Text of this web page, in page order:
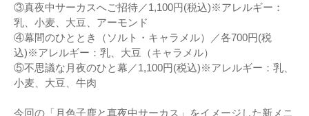
③真夜中サーカスへご招待／1,100円(税込)※アレルギー：
乳、小麦、大豆、アーモンド
④幕間のひととき（ソルト・キャラメル）／各700円(税
込)※アレルギー：乳、大豆（キャラメル）
⑤不思議な月夜のひと幕／1,100円(税込)※アレルギー：乳、
小麦、大豆、牛肉
今回の「月色子鹿と真夜中サーカス」をイメージした新メニ